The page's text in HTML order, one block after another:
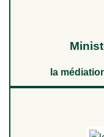
la